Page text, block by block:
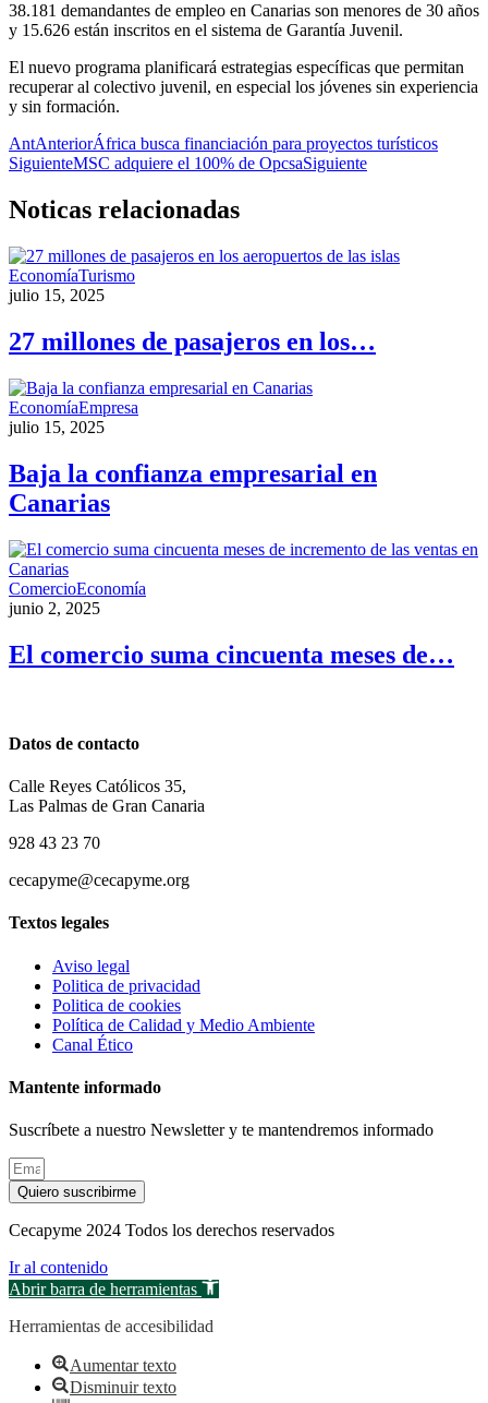
38.181 demandantes de empleo en Canarias son menores de 30 años
y 15.626 están inscritos en el sistema de Garantía Juvenil.
El nuevo programa planificará estrategias específicas que permitan
recuperar al colectivo juvenil, en especial los jóvenes sin experiencia
y sin formación.
AntAnteriorÁfrica busca financiación para proyectos turísticos
SiguienteMSC adquiere el 100% de OpcsaSiguiente
Noticas relacionadas
EconomíaTurismo
julio 15, 2025
27 millones de pasajeros en los…
EconomíaEmpresa
julio 15, 2025
Baja la confianza empresarial en
Canarias
ComercioEconomía
junio 2, 2025
El comercio suma cincuenta meses de…
Datos de contacto
Calle Reyes Católicos 35,
Las Palmas de Gran Canaria
928 43 23 70
cecapyme@cecapyme.org
Textos legales
Aviso legal
Politica de privacidad
Politica de cookies
Política de Calidad y Medio Ambiente
Canal Ético
Mantente informado
Suscríbete a nuestro Newsletter y te mantendremos informado
Quiero suscribirme
Cecapyme 2024 Todos los derechos reservados
Ir al contenido
Abrir barra de herramientas
Herramientas de accesibilidad
Aumentar texto
Disminuir texto